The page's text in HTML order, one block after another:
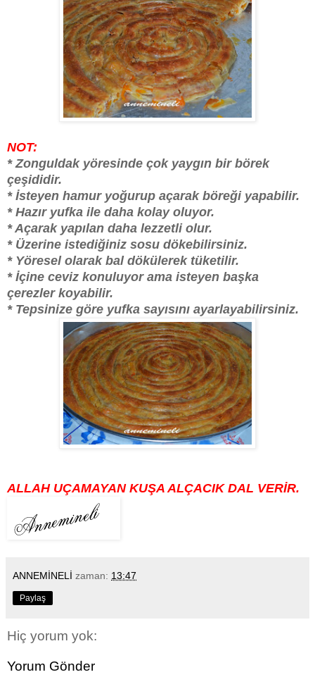
NOT:
* Zonguldak yöresinde çok yaygın bir börek
çeşididir.
* İsteyen hamur yoğurup açarak böreği yapabilir.
* Hazır yufka ile daha kolay oluyor.
* Açarak yapılan daha lezzetli olur.
* Üzerine istediğiniz sosu dökebilirsiniz.
* Yöresel olarak bal dökülerek tüketilir.
* İçine ceviz konuluyor ama isteyen başka
çerezler koyabilir.
* Tepsinize göre yufka sayısını ayarlayabilirsiniz.
ALLAH UÇAMAYAN KUŞA ALÇACIK DAL VERİR.
ANNEMİNELİ zaman: 13:47
Paylaş
Hiç yorum yok:
Yorum Gönder